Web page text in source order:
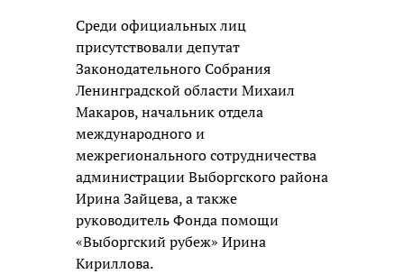
Среди официальных лиц
присутствовали депутат
Законодательного Собрания
Ленинградской области Михаил
Макаров, начальник отдела
международного и
межрегионального сотрудничества
администрации Выборгского района
Ирина Зайцева, а также
руководитель Фонда помощи
«Выборгский рубеж» Ирина
Кириллова.